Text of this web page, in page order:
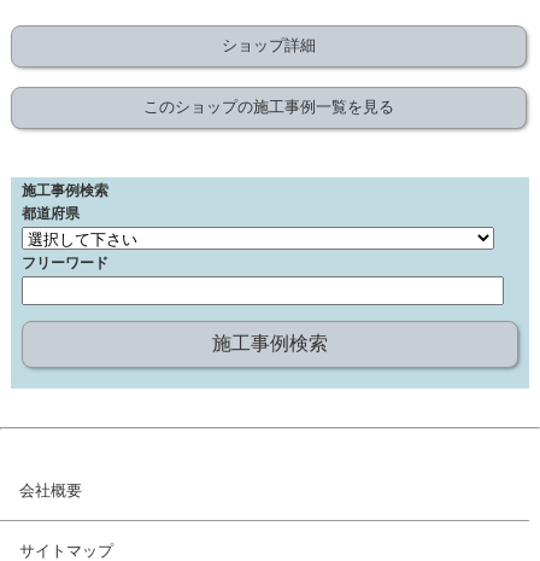
ショップ詳細
このショップの施工事例一覧を見る
施工事例検索
都道府県
フリーワード
会社概要
サイトマップ